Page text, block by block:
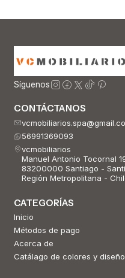
Síguenos
CONTÁCTANOS
56991369093
vcmobiliarios
Manuel Antonio Tocornal
83200000 Santiago -
Región Metropolitana -
CATEGORÍAS
Inicio
Métodos de pago
Acerca de
Catálago de colores y